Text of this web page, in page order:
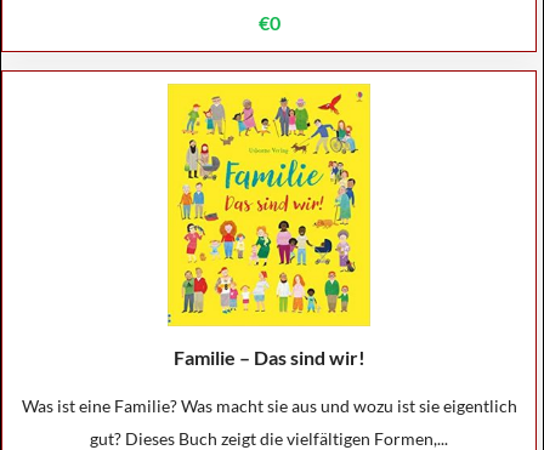
€0
Familie – Das sind wir!
Was ist eine Familie? Was macht sie aus und wozu ist sie eigentlich
gut? Dieses Buch zeigt die vielfältigen Formen,...